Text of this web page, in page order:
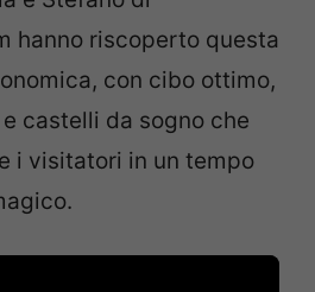
hanno riscoperto questa
con cibo ottimo,
castelli da sogno che
i visitatori in un tempo